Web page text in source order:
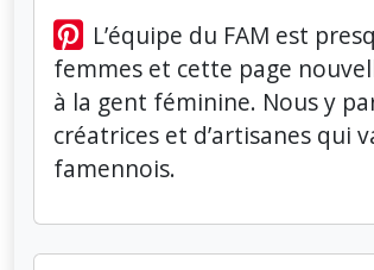
L’équipe du FAM est
femmes et cette page
à la gent féminine. Nous y
créatrices et d’artisanes qui
famennois.